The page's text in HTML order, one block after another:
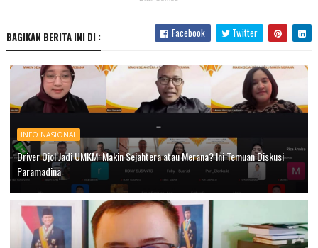
BAGIKAN BERITA INI DI : Facebook Twitter
INFO NASIONAL
Driver Ojol Jadi UMKM: Makin Sejahtera atau Merana? Ini Temuan Diskusi
Paramadina